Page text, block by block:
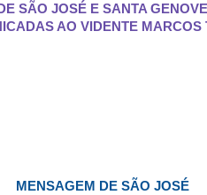
SÃO JOSÉ E SANTA
AO VIDENTE
MENSAGEM DE SÃO JOSÉ